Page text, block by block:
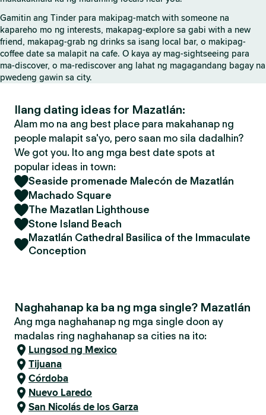
Gamitin ang Tinder para makipag-match with someone na
kapareho mo ng interests, makapag-explore sa gabi with a new
friend, makapag-grab ng drinks sa isang local bar, o makipag-
coffee date sa malapit na cafe. O kaya ay mag-sightseeing para
ma-discover, o ma-rediscover ang lahat ng magagandang bagay na
pwedeng gawin sa city.
Ilang dating ideas for Mazatlán:
Alam mo na ang best place para makahanap ng
people malapit sa'yo, pero saan mo sila dadalhin?
We got you. Ito ang mga best date spots at
popular ideas in town:
Seaside promenade Malecón de Mazatlán
Machado Square
The Mazatlan Lighthouse
Stone Island Beach
Mazatlán Cathedral Basilica of the Immaculate
Conception
Naghahanap ka ba ng mga single? Mazatlán
Ang mga naghahanap ng mga single doon ay
madalas ring naghahanap sa cities na ito:
Lungsod ng Mexico
Tijuana
Córdoba
Nuevo Laredo
San Nicolás de los Garza